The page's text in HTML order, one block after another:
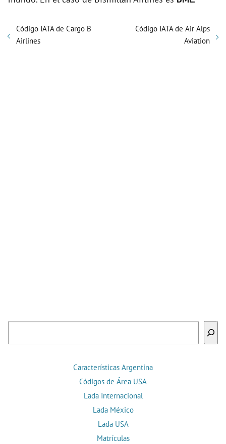
Código IATA de Cargo B
Airlines
Código IATA de Air Alps
Aviation
Características Argentina
Códigos de Área USA
Lada Internacional
Lada México
Lada USA
Matrículas